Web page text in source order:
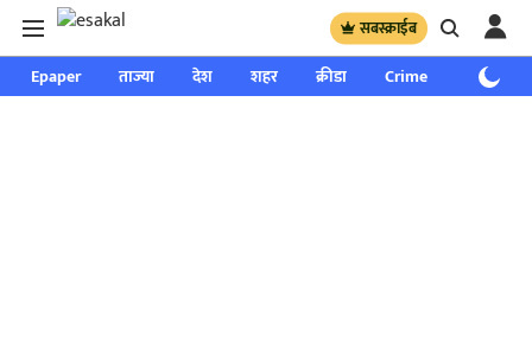
सबस्क्राईब
Epaper ताज्या देश शहर क्रीडा Crime साप्ताहिक